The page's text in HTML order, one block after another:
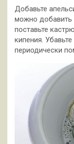
Добавьте
можно добавить
поставьте
кипения.
периодически